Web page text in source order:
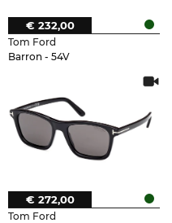
Tom Ford
Barron - 54V
€ 232,00
Tom Ford
€ 272,00